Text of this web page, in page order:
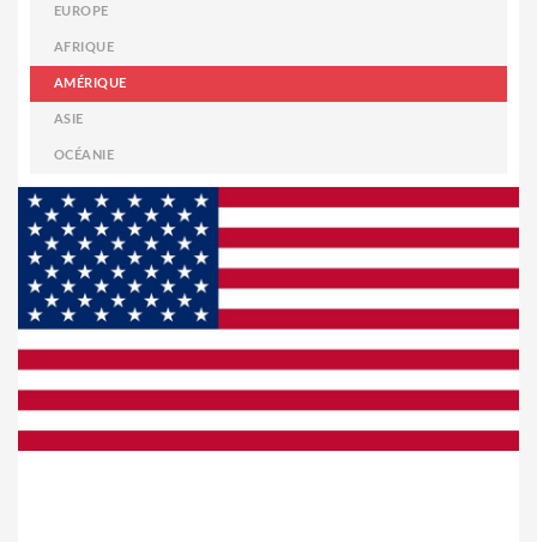
EUROPE
AFRIQUE
AMÉRIQUE
ASIE
OCÉANIE